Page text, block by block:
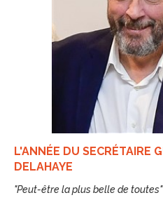
L'ANNÉE DU SECRÉTAIRE
DELAHAYE
"Peut-être la plus belle de toutes"